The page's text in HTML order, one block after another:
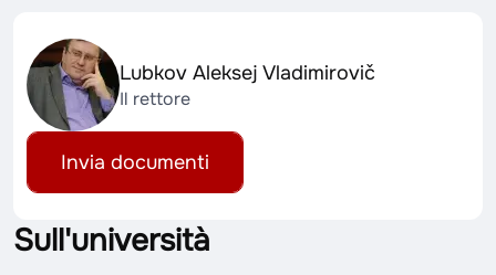
Lubkov Aleksej Vladimirovič
Il rettore
Invia documenti
Sull'università